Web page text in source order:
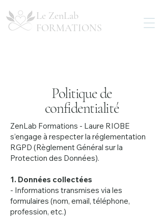
Le ZenLab
FORMATIONS
Politique de
confidentialité
ZenLab Formations - Laure RIOBE
s’engage à respecter la réglementation
RGPD (Règlement Général sur la
Protection des Données).
1. Données collectées
- Informations transmises via les
formulaires (nom, email, téléphone,
profession, etc.)